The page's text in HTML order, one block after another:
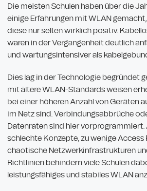
Die meisten Schulen haben über die
einige Erfahrungen mit WLAN
diese nur selten wirklich positiv.
waren in der Vergangenheit deutlich
und wartungsintensiver als
Dies lag in der Technologie begründet
mit ältere WLAN-Standards weisen
bei einer höheren Anzahl von Geräten
im Netz sind. Verbindungsabbrüche
Datenraten sind hier vorprogrammiert.
schlechte Konzepte, zu wenige Access
chaotische Netzwerkinfrastrukturen
Richtlinien behindern viele Schulen
leistungsfähiges und stabiles WLAN